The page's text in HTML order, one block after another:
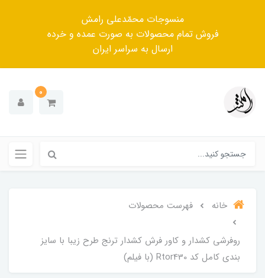
منسوجات محمّدعلی رامش
فروش تمام محصولات به صورت عمده و خرده
ارسال به سراسر ایران
0
خانه فهرست محصولات
روفرشی کشدار و کاور فرش کشدار ترنج طرح زیبا با سایز
بندی کامل کد Rtor430 (با فیلم)